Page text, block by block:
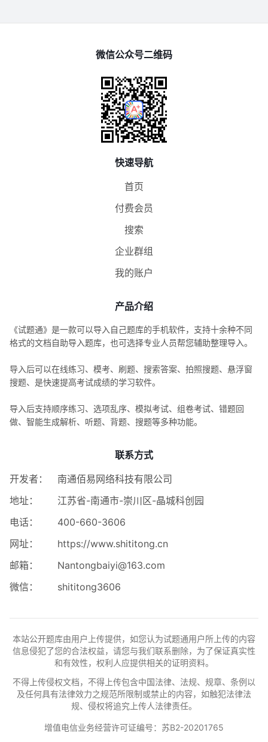
微信公众号二维码
快速导航
首页
付费会员
搜索
企业群组
我的账户
产品介绍
《试题通》是一款可以导入自己题库的手机软件，支持十余种不同
格式的文档自助导入题库，也可选择专业人员帮您辅助整理导入。
导入后可以在线练习、模考、刷题、搜索答案、拍照搜题、悬浮窗
搜题、是快速提高考试成绩的学习软件。
导入后支持顺序练习、选项乱序、模拟考试、组卷考试、错题回
做、智能生成解析、听题、背题、搜题等多种功能。
联系方式
开发者：
南通佰易网络科技有限公司
地址：
江苏省-南通市-崇川区-晶城科创园
电话：
400-660-3606
网址：
https://www.shititong.cn
邮箱：
Nantongbaiyi@163.com
微信：
shititong3606
本站公开题库由用户上传提供，如您认为试题通用户所上传的内容
信息侵犯了您的合法权益，请您与我们联系删除，为了保证真实性
和有效性，权利人应提供相关的证明资料。
不得上传侵权文档，不得上传包含中国法律、法规、规章、条例以
及任何具有法律效力之规范所限制或禁止的内容，如触犯法律法
规、侵权将追究上传人法律责任。
增值电信业务经营许可证编号：苏B2-20201765